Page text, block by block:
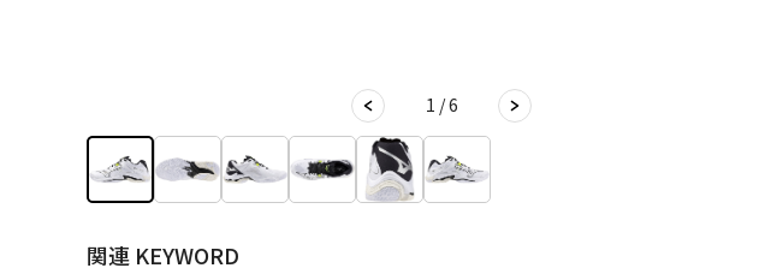
1 / 6
関連 KEYWORD